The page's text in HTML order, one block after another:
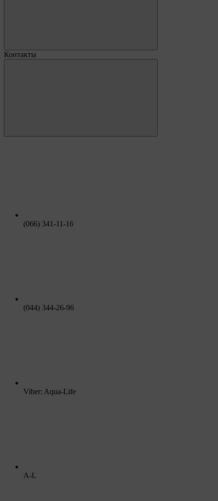
Контакты
(066) 341-11-16
(044) 344-26-96
Viber: Aqua-Life
A-L